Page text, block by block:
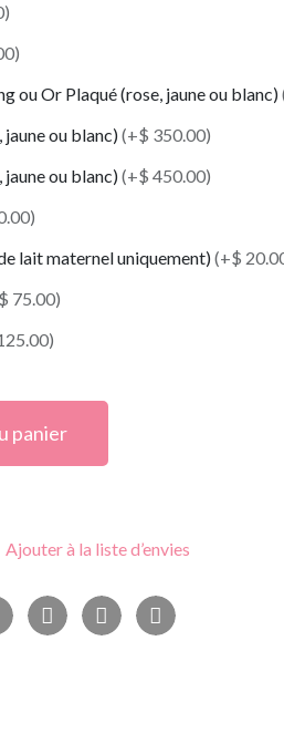
ou Or Plaqué (rose, jaune ou blanc)
ou blanc)(+$ 350.00)
ou blanc)(+$ 450.00)
lait maternel uniquement)(+$
75.00)
panier
Ajouter à la liste d’envies